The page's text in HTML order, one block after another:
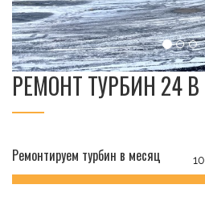
РЕМОНТ ТУРБИН 24
Ремонтируем турбин в месяц